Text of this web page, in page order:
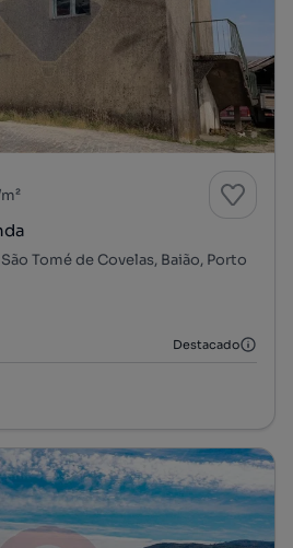
Tomé de Covelas, Baião, Porto
Destacado